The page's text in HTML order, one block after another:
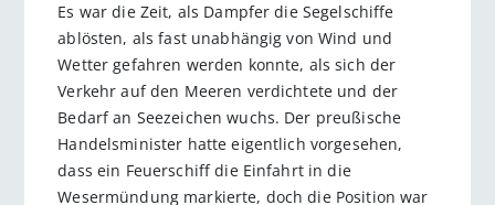
Es war die Zeit, als Dampfer die Segelschiffe
ablösten, als fast unabhängig von Wind und
Wetter gefahren werden konnte, als sich der
Verkehr auf den Meeren verdichtete und der
Bedarf an Seezeichen wuchs. Der preußische
Handelsminister hatte eigentlich vorgesehen,
dass ein Feuerschiff die Einfahrt in die
Wesermündung markierte, doch die Position war